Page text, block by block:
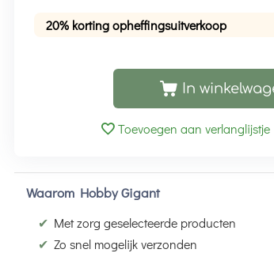
20% korting opheffingsuitverkoop
In
Toevoegen aan verlanglijstje
Waarom Hobby Gigant
✔ Met zorg geselecteerde producten
✔ Zo snel mogelijk verzonden